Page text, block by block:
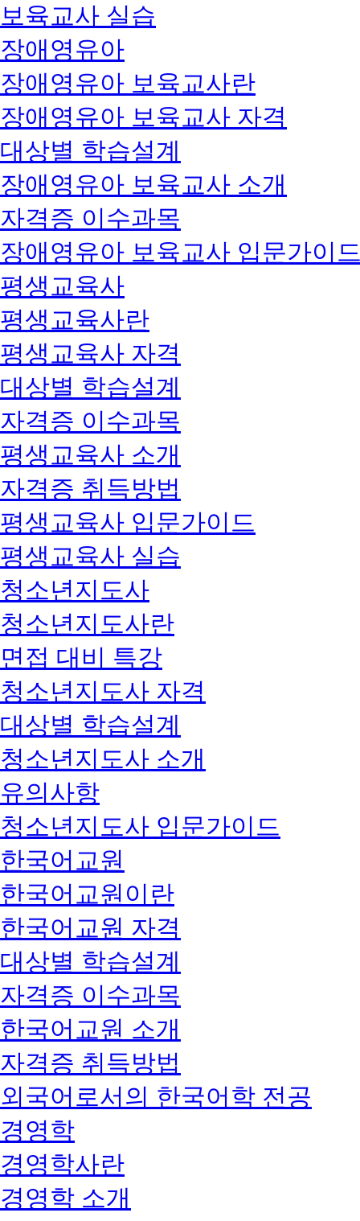
보육교사 실습
장애영유아
장애영유아 보육교사란
장애영유아 보육교사 자격
대상별 학습설계
장애영유아 보육교사 소개
자격증 이수과목
장애영유아 보육교사 입문가이
평생교육사
평생교육사란
평생교육사 자격
대상별 학습설계
자격증 이수과목
평생교육사 소개
자격증 취득방법
평생교육사 입문가이드
평생교육사 실습
청소년지도사
청소년지도사란
면접 대비 특강
청소년지도사 자격
대상별 학습설계
청소년지도사 소개
유의사항
청소년지도사 입문가이드
한국어교원
한국어교원이란
한국어교원 자격
대상별 학습설계
자격증 이수과목
한국어교원 소개
자격증 취득방법
외국어로서의 한국어학 전공
경영학
경영학사란
경영학 소개